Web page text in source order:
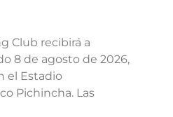
Club recibirá a
8 de agosto de 2026,
el Estadio
Pichincha. Las